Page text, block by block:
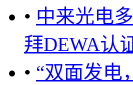
• 中来光电
拜DEWA认
• “双面发